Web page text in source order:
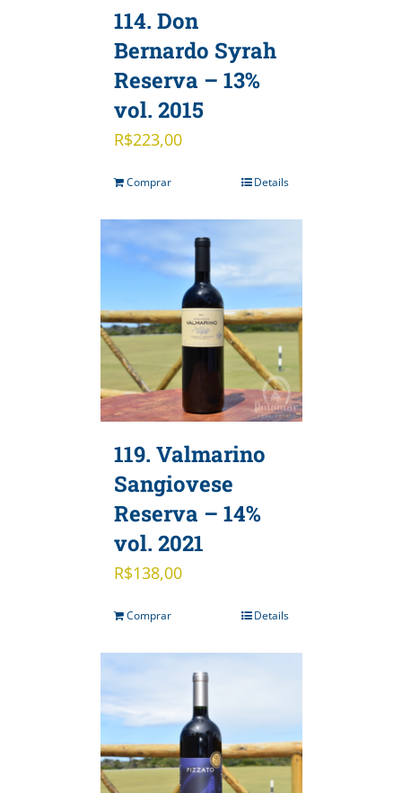
114. Don
Bernardo Syrah
Reserva – 13%
vol. 2015
R$223,00
Comprar Details
119. Valmarino
Sangiovese
Reserva – 14%
vol. 2021
R$138,00
Comprar Details